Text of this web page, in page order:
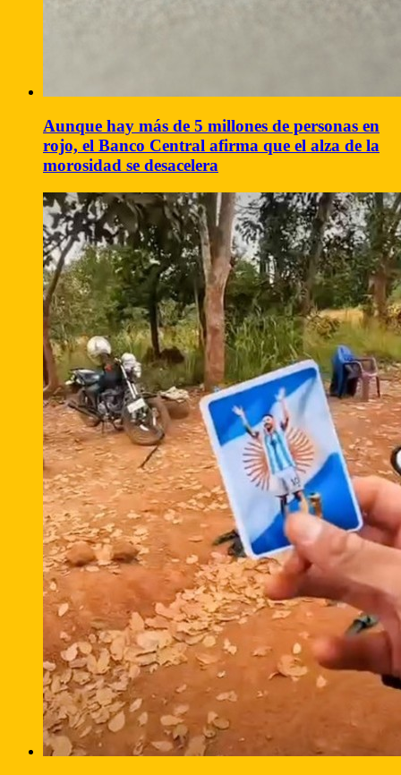
Aunque hay más de 5 millones de personas en
rojo, el Banco Central afirma que el alza de la
morosidad se desacelera